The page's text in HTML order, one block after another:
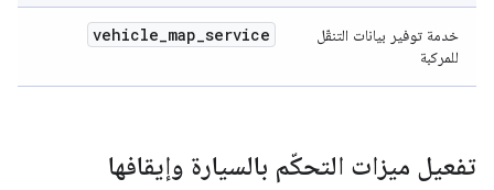
خدمة توفير بيانات التنقّل
للمركبة
vehicle_map_service
تفعيل ميزات التحكّم بالسيارة وإيقافها